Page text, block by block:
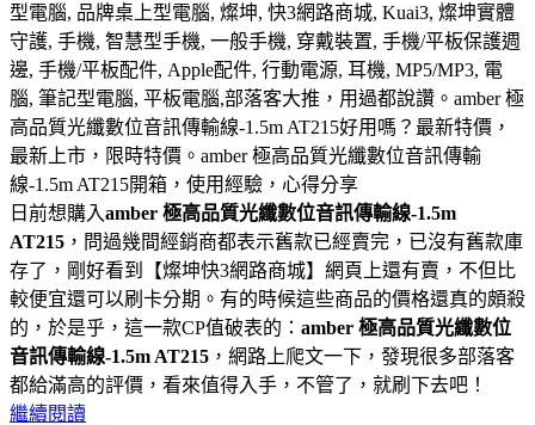
型電腦, 品牌桌上型電腦, 燦坤, 快3網路商城, Kuai3, 燦坤實體
守護, 手機, 智慧型手機, 一般手機, 穿戴裝置, 手機/平板保護週
邊, 手機/平板配件, Apple配件, 行動電源, 耳機, MP5/MP3, 電
腦, 筆記型電腦, 平板電腦,部落客大推，用過都說讚。amber 極
高品質光纖數位音訊傳輸線-1.5m AT215好用嗎？最新特價，
最新上市，限時特價。amber 極高品質光纖數位音訊傳輸
線-1.5m AT215開箱，使用經驗，心得分享
日前想購入amber 極高品質光纖數位音訊傳輸線-1.5m
AT215 ，問過幾間經銷商都表示舊款已經賣完，已沒有舊款庫
存了，剛好看到【燦坤快3網路商城】網頁上還有賣，不但比
較便宜還可以刷卡分期。有的時候這些商品的價格還真的頗殺
的，於是乎，這一款CP值破表的： amber 極高品質光纖數位
音訊傳輸線-1.5m AT215 ，網路上爬文一下，發現很多部落客
都給滿高的評價，看來值得入手，不管了，就刷下去吧！
繼續閱讀